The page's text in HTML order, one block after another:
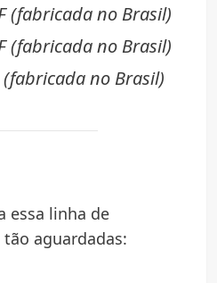
(fabricada no Brasil)
(fabricada no Brasil)
(fabricada no Brasil)
essa linha de
aguardadas: